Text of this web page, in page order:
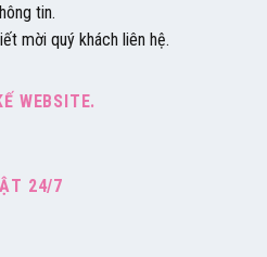
tin.
mời quý khách liên hệ.
WEBSITE.
24/7